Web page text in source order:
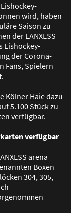
wird, haben
Saison zu
der LANXESS
Eishockey-
der Corona-
Fans, Spielern
Kölner Haie dazu
5.100 Stück zu
verfügbar.
verfügbar
arena
Boxen
304, 305,